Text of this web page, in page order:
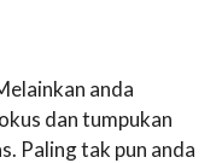
anda
dan tumpukan
Paling tak pun anda